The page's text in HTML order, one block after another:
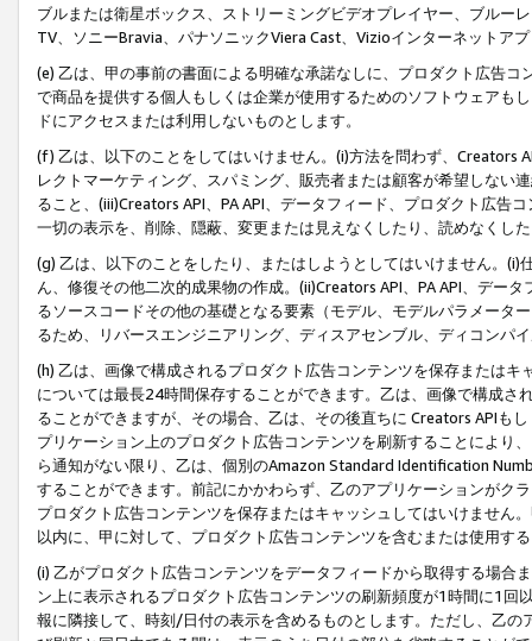
ブルまたは衛星ボックス、ストリーミングビデオプレイヤー、ブルー
TV、ソニーBravia、パナソニックViera Cast、Vizioインターネットア
(e) 乙は、甲の事前の書面による明確な承諾なしに、プロダクト広告
で商品を提供する個人もしくは企業が使用するためのソフトウェアも
ドにアクセスまたは利用しないものとします。
(f) 乙は、以下のことをしてはいけません。(i)方法を問わず、Creators
レクトマーケティング、スパミング、販売者または顧客が希望しない
ること、(iii)Creators API、PA API、データフィード、プロダクト広告
一切の表示を、削除、隠蔽、変更または見えなくしたり、読めなくし
(g) 乙は、以下のことをしたり、またはしようとしてはいけません。
ん、修復その他二次的成果物の作成。(ii)Creators API、PA API、デー
るソースコードその他の基礎となる要素（モデル、モデルパラメータ
るため、リバースエンジニアリング、ディスアセンブル、ディコンパ
(h) 乙は、画像で構成されるプロダクト広告コンテンツを保存または
については最長24時間保存することができます。乙は、画像で構成
ることができますが、その場合、乙は、その後直ちに Creators APIも
プリケーション上のプロダクト広告コンテンツを刷新することにより
ら通知がない限り、乙は、個別のAmazon Standard Identification
することができます。前記にかかわらず、乙のアプリケーションがク
プロダクト広告コンテンツを保存またはキャッシュしてはいけません
以内に、甲に対して、プロダクト広告コンテンツを含むまたは使用す
(i) 乙がプロダクト広告コンテンツをデータフィードから取得する場合
ン上に表示されるプロダクト広告コンテンツの刷新頻度が1時間に1
報に隣接して、時刻/日付の表示を含めるものとします。ただし、乙